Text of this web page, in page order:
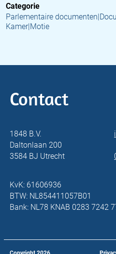
Categorie
Parlementaire
Kamer|Motie
Contact
1848 B.V.
Daltonlaan 200
3584 BJ Utrecht
KvK: 61606936
BTW: NL854411057B01
Bank: NL78 KNAB 0283 7242